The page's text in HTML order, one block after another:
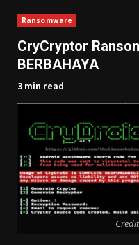
Ransomware
CryCryptor
BERBAHAYA
3 min read